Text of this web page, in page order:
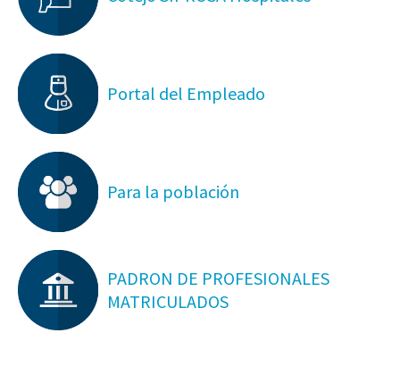
Portal del Empleado
Para la población
PADRON DE PROFESIONALES
MATRICULADOS